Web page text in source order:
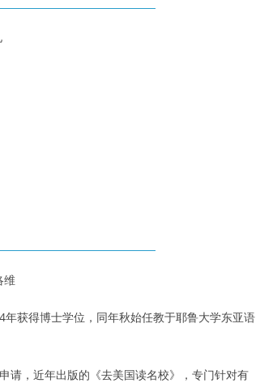
维
获得博士学位，同年秋始任教于耶鲁大学东亚语
请，近年出版的《去美国读名校》，专门针对有